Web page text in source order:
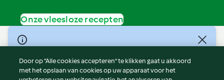
Onze vleesloze recepten
© Copyright 2026
Gebruiksvoorwaarden
Privacybeleid
Door op “Alle cookies accepteren” te klikken gaat u akkoord
met het opslaan van cookies op uw apparaat voor het